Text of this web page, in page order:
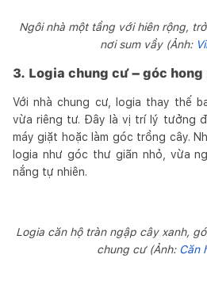
Ngôi nhà một tầng với hiên rộng,
nơi sum vầy (Ảnh:
3. Logia chung cư – góc hong
Với nhà chung cư, logia thay thế
vừa riêng tư. Đây là vị trí lý tưởng
máy giặt hoặc làm góc trồng cây.
logia như góc thư giãn nhỏ, vừa
nắng tự nhiên.
Logia căn hộ tràn ngập cây xanh,
chung cư (Ảnh: Căn